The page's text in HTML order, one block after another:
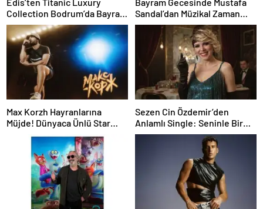
Collection Bodrum’da Bayram
Gecesine Damga Vuran
Performans
Sandal’dan Müzikal Zaman
Yolculuğu
Max Korzh Hayranlarına
Müjde! Dünyaca Ünlü Star
İstanbul’da Canlı
Performansla Hayranlarıyla
Buluşuyor
Sezen Cin Özdemir’den
Anlamlı Single: Seninle Bir
Sonbahar